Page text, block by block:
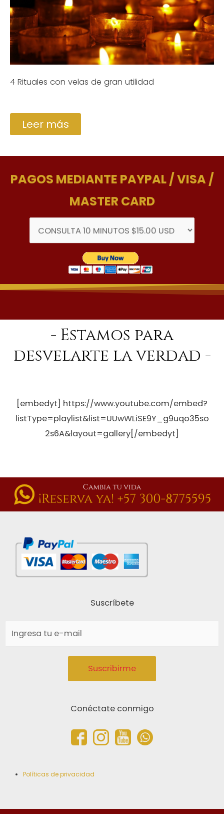
4 Rituales con velas de gran utilidad
Leer más
PAGOS MEDIANTE PAYPAL / VISA /
MASTER CARD
- Estamos para
desvelarte la verdad -
[embedyt] https://www.youtube.com/embed?
listType=playlist&list=UUwWLiSE9Y_g9uqo35so
2s6A&layout=gallery[/embedyt]
Suscríbete
Conéctate conmigo
Políticas de privacidad